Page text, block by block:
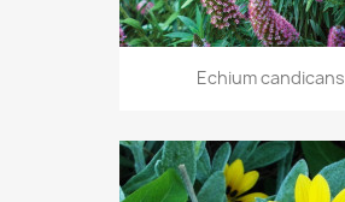
Echium candicans